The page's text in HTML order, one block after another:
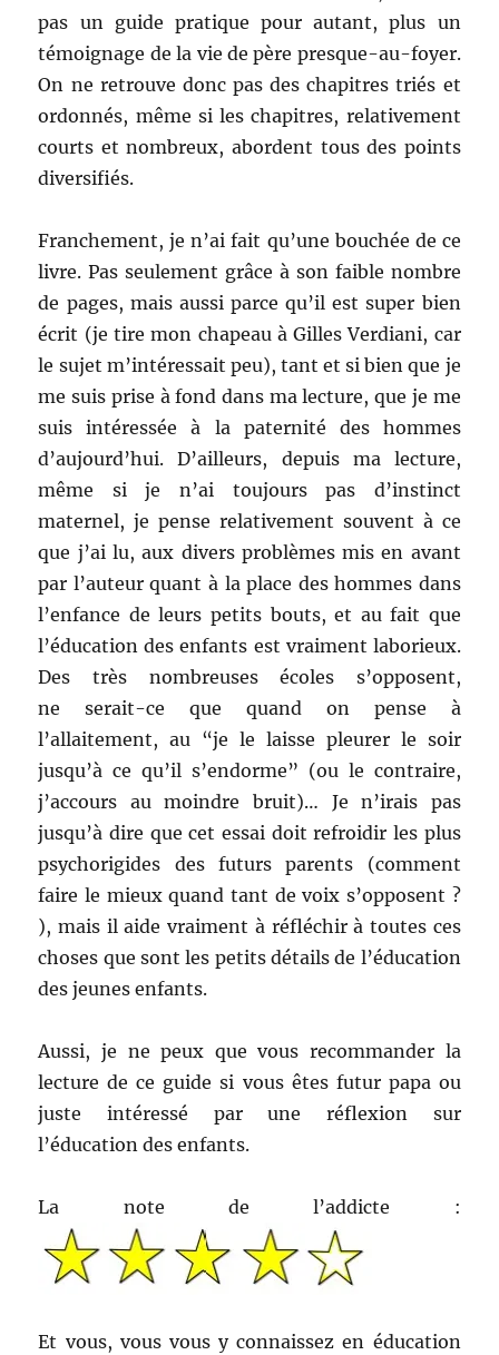
pas un guide pratique pour autant, plus un
témoignage de la vie de père presque-au-foyer.
On ne retrouve donc pas des chapitres triés et
ordonnés, même si les chapitres, relativement
courts et nombreux, abordent tous des points
diversifiés.
Franchement, je n’ai fait qu’une bouchée de ce
livre. Pas seulement grâce à son faible nombre
de pages, mais aussi parce qu’il est super bien
écrit (je tire mon chapeau à Gilles Verdiani, car
le sujet m’intéressait peu), tant et si bien que je
me suis prise à fond dans ma lecture, que je me
suis intéressée à la paternité des hommes
d’aujourd’hui. D’ailleurs, depuis ma lecture,
même si je n’ai toujours pas d’instinct
maternel, je pense relativement souvent à ce
que j’ai lu, aux divers problèmes mis en avant
par l’auteur quant à la place des hommes dans
l’enfance de leurs petits bouts, et au fait que
l’éducation des enfants est vraiment laborieux.
Des très nombreuses écoles s’opposent,
ne serait-ce que quand on pense à
l’allaitement, au “je le laisse pleurer le soir
jusqu’à ce qu’il s’endorme” (ou le contraire,
j’accours au moindre bruit)… Je n’irais pas
jusqu’à dire que cet essai doit refroidir les plus
psychorigides des futurs parents (comment
faire le mieux quand tant de voix s’opposent ?
), mais il aide vraiment à réfléchir à toutes ces
choses que sont les petits détails de l’éducation
des jeunes enfants.
Aussi, je ne peux que vous recommander la
lecture de ce guide si vous êtes futur papa ou
juste intéressé par une réflexion sur
l’éducation des enfants.
La note de l’addicte :
Et vous, vous vous y connaissez en éducation